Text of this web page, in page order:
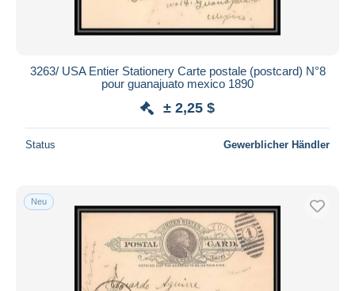
3263/ USA Entier Stationery Carte postale (postcard) N°8
pour guanajuato mexico 1890
± 2,25 $
Status Gewerblicher Händler
Neu